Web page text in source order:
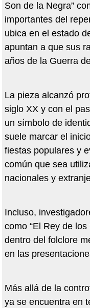
Son de la Negra”
importantes del
ubica en el estado
apuntan a que sus
años de la Guerra
La pieza alcanzó
siglo XX y con el
un símbolo de
suele marcar el
fiestas populares y
común que sea
nacionales y
Incluso,
como “El Rey de
dentro del folclore
en las
Más allá de la
ya se encuentra en